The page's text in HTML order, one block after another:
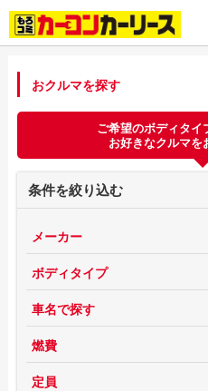
おクルマを探す
ご希望のボディタイ
お好きなクルマを
条件を絞り込む
メーカー
ボディタイプ
車名で探す
燃費
定員